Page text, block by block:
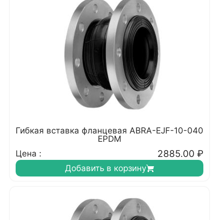
Гибкая вставка фланцевая ABRA-EJF-10-040
EPDM
Цена :
2885.00 ₽
Добавить в корзину